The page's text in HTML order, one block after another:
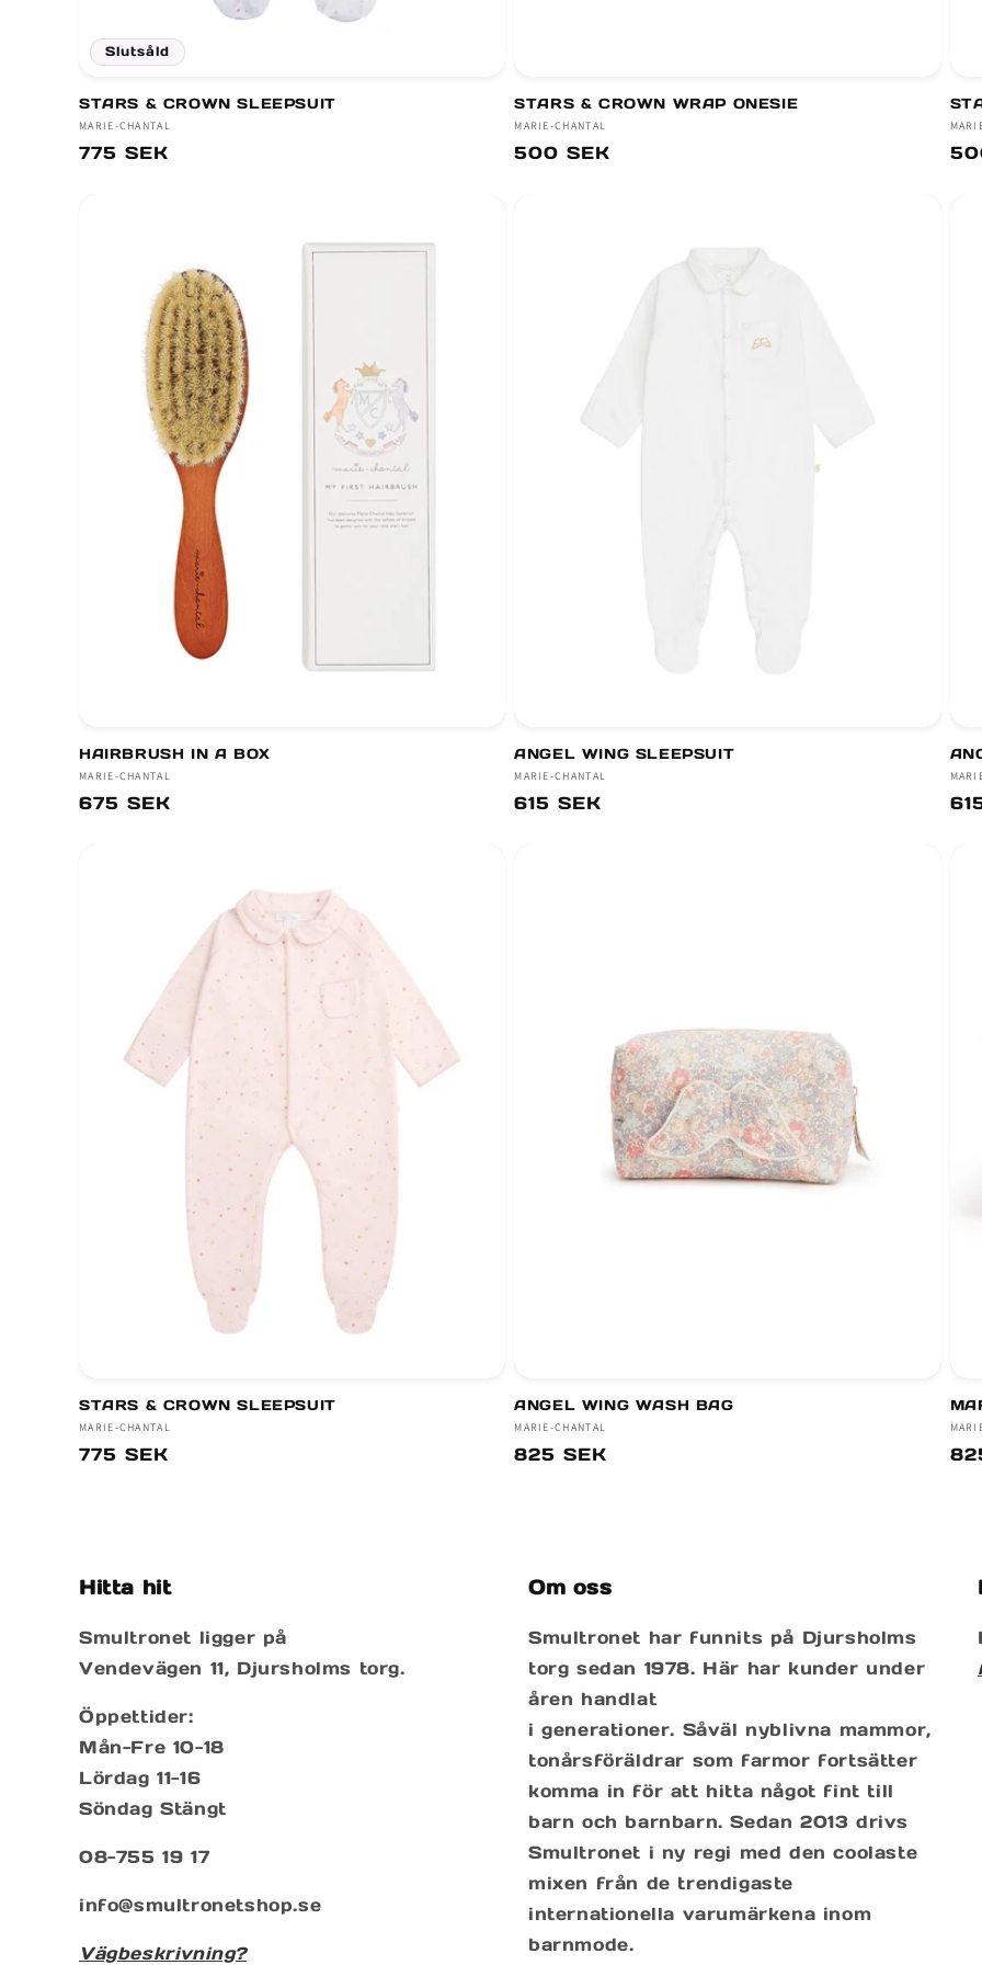
Slutsåld
STARS & CROWN SLEEPSUIT
Säljare:
MARIE-CHANTAL
Ordinarie
775 SEK
STARS & CROWN WRAP ONESIE
Säljare:
MARIE-CHANTAL
Ordinarie
500 SEK
HAIRBRUSH IN A BOX
Säljare:
MARIE-CHANTAL
Ordinarie
675 SEK
ANGEL WING SLEEPSUIT
Säljare:
MARIE-CHANTAL
Ordinarie
615 SEK
STARS & CROWN SLEEPSUIT
Säljare:
MARIE-CHANTAL
Ordinarie
775 SEK
ANGEL WING WASH BAG
Säljare:
MARIE-CHANTAL
Ordinarie
825 SEK
Hitta hit
Smultronet ligger på
Vendevägen 11, Djursholms torg.
Öppettider:
Mån-Fre 10-18
Lördag 11-16
Söndag Stängt
08-755 19 17
info@smultronetshop.se
Vägbeskrivning?
Om oss
Smultronet har funnits på Djursholms
torg sedan 1978. Här har kunder under
åren handlat
i generationer. Såväl nyblivna mammor,
tonårsföräldrar som farmor fortsätter
komma in för att hitta något fint till
barn och barnbarn. Sedan 2013 drivs
Smultronet i ny regi med den coolaste
mixen från de trendigaste
internationella varumärkena inom
barnmode.